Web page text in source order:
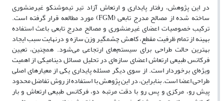
در این پژوهش، رفتار پایداری و ارتعاش آزاد تیر تیموشنکو غیرمنشوری
ساخته شده از مصالح مدرج تابعی (FGM) مورد مطالعه قرار گرفته است.
ترکیب خصوصیات اعضای غیرمنشوری و مصالح مدرج تابعی باعث استفاده
بهینه از تمام ظرفیت مقطع، کاهش چشمگیر وزن سازه و درنهایت سبب ایجاد
بهترین حالت طراحی برای سیستم‌های ارتجاعی می‌شود. همچنین، تعیین
فرکانس طبیعی ارتعاش اعضای سازه‌ای در تحلیل مسائل دینامیکی از اهمیت
ویژه‌ای برخوردار است. از سوی دیگر مسئله پایداری یکی از معیارهای اصلی
طراحی اعضا است. بنابراین، در این پژوهش با استفاده از روش تفاضل محدود
پیش رو، مرکزی و پس رو با دقت مرتبه دو، فرکانس طبیعی ارتعاش و بار